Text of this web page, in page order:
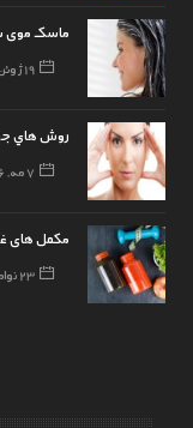
ماسک موی
19 ژوئن, 2017
روش هاي
7 مه, 2016
مکمل های
23 نوامبر, 2016